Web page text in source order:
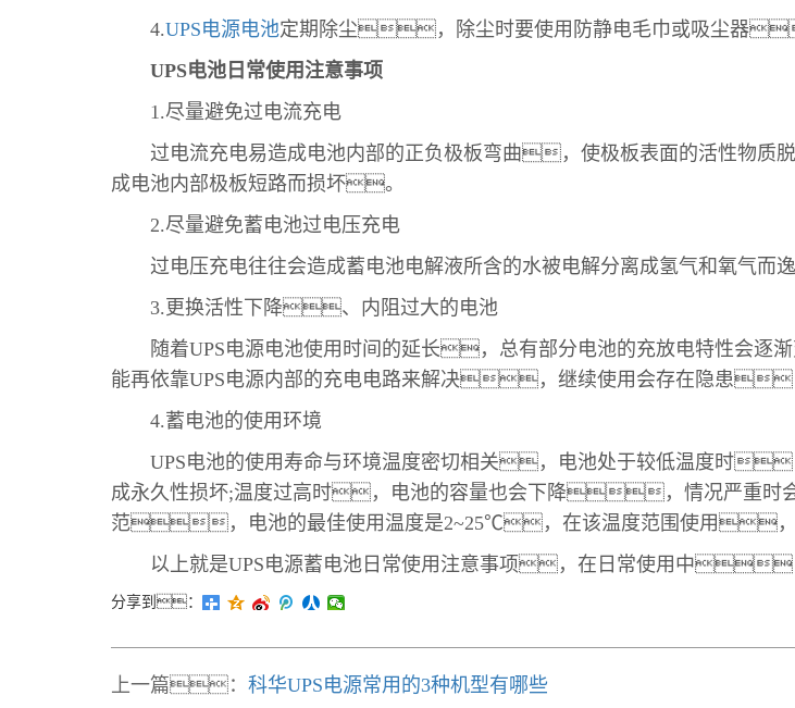
4.UPS电源电池定期除尘，除尘时要使用防静电毛巾或吸尘器
UPS电池日常使用注意事项
1.尽量避免过电流充电
过电流充电易造成电池内部的正负极板弯曲，使极板表面的活性物
成电池内部极板短路而损坏。
2.尽量避免蓄电池过电压充电
过电压充电往往会造成蓄电池电解液所含的水被电解分离成氢气和氧气
3.更换活性下降、内阻过大的电池
随着UPS电源电池使用时间的延长，总有部分电池的充放电特性会
能再依靠UPS电源内部的充电电路来解决，继续使用会存在隐患
4.蓄电池的使用环境
UPS电池的使用寿命与环境温度密切相关，电池处于较低温度时
成永久性损坏;温度过高时，电池的容量也会下降，情况严重时
范，电池的最佳使用温度是2~25℃，在该温度范围使用
以上就是UPS电源蓄电池日常使用注意事项，在日常使用中
分享到：
上一篇： 科华UPS电源常用的3种机型有哪些